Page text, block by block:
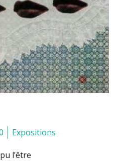
Expositions
l’être